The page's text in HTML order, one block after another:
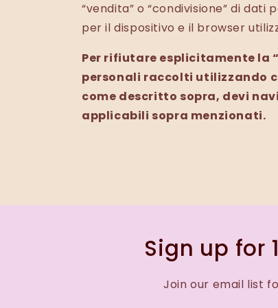
“vendita” o “condivisione” di
per il dispositivo e il browser
Per rifiutare esplicitamente la
personali raccolti utilizzando
come descritto sopra, devi
applicabili sopra menzionati.
Sign up for
Join our email list